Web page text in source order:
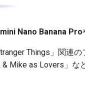
Nano Banana Pro
Things」関連
Mike as Lovers」な